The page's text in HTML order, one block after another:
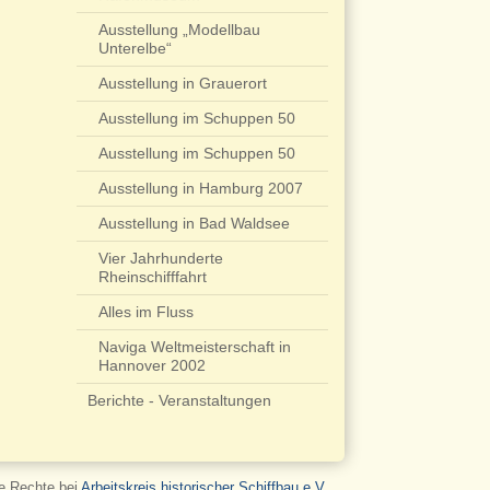
Ausstellung „Modellbau
Unterelbe“
Ausstellung in Grauerort
Ausstellung im Schuppen 50
Ausstellung im Schuppen 50
Ausstellung in Hamburg 2007
Ausstellung in Bad Waldsee
Vier Jahrhunderte
Rheinschifffahrt
Alles im Fluss
Naviga Weltmeisterschaft in
Hannover 2002
Berichte - Veranstaltungen